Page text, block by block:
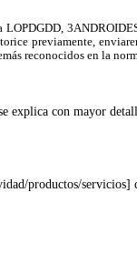
previamente,
reconocidos en la
explica con mayor
productos/